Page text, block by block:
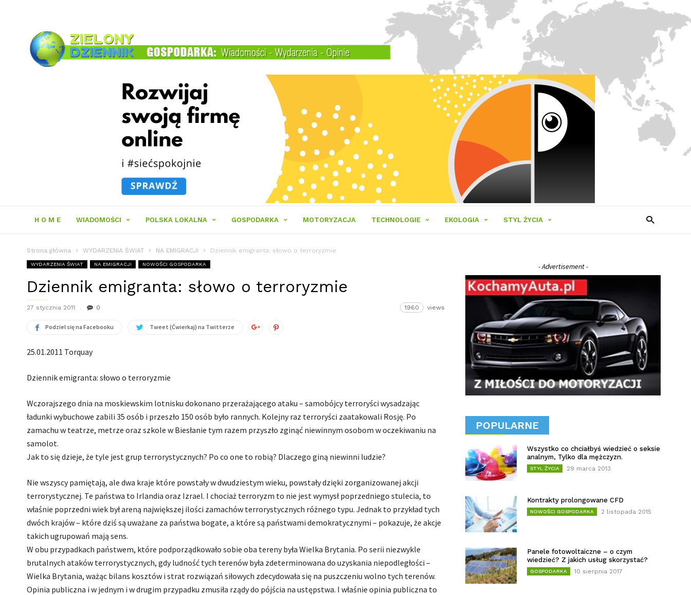
Zielony
Dziennik
H O M E WIADOMOŚCI POLSKA LOKALNA GOSPODARKA MOTORYZACJA TECHNOLOGIE EKOLOGIA STYL ŻYCIA
Strona główna WYDARZENIA ŚWIAT NA EMIGRACJI Dziennik emigranta: słowo o terroryzmie
WYDARZENIA ŚWIAT NA EMIGRACJI NOWOŚCI GOSPODARKA
Dziennik emigranta: słowo o terroryzmie
27 stycznia 2011 0 1960 views
Podziel się na Facebooku Tweet (Ćwierkaj) na Twitterze
25.01.2011 Torquay
Dziennik emigranta: słowo o terroryzmie
Wczorajszego dnia na moskiewskim lotnisku dokonano przerażającego ataku – samobójcy terroryści wysadzając
ładunki wybuchowe zabili 35 osób i przeszło 150 osób było rannych. Kolejny raz terroryści zaatakowali Rosję. Po
zamachu w teatrze, metrze oraz szkole w Biesłanie tym razem przyszło zginąć niewinnym osobom w oczekiwaniu na
samolot.
Jak to się dzieje, że tyle jest grup terrorystycznych? Po co one to robią? Dlaczego giną niewinni ludzie?
Nie wszyscy pamiętają, ale dwa kraje które powstały w dwudziestym wieku, powstały dzięki zorganizowanej akcji
terrorystycznej. Te państwa to Irlandia oraz Izrael. I chociaż terroryzm to nie jest wymysł poprzedniego stulecia, to
właśnie poprzedni wiek był areną największej ilości zamachów terrorystycznych różnego typu. Jednak to przykład tych
dwóch krajów – które dziś są uważane za państwa bogate, a które są państwami demokratycznymi – pokazuje, że akcje
takich ugrupowań mają sens.
W obu przypadkach państwem, które podporządkowało sobie oba tereny była Wielka Brytania. Po serii niezwykle
brutalnych ataków terrorystycznych, gdy ludność tych terenów była zdeterminowana do uzyskania niepodległości –
Wielka Brytania, ważąc bilans kosztów i strat rozwiązań siłowych zdecydowała się na puszczeniu wolno tych terenów.
Opinia publiczna i w jednym i w drugim przypadku zmusiła rządy do pójścia na ustępstwa. I właśnie opinia publiczna to
- Advertisement -
POPULARNE
Wszystko co chciałbyś wiedzieć o seksie
analnym, Tylko dla mężczyzn.
STYL ŻYCIA 29 marca 2013
Kontrakty prolongowane CFD
NOWOŚCI GOSPODARKA 2 listopada 2015
Panele fotowoltaiczne – o czym
wiedzieć? Z jakich usług skorzystać?
GOSPODARKA 10 sierpnia 2017